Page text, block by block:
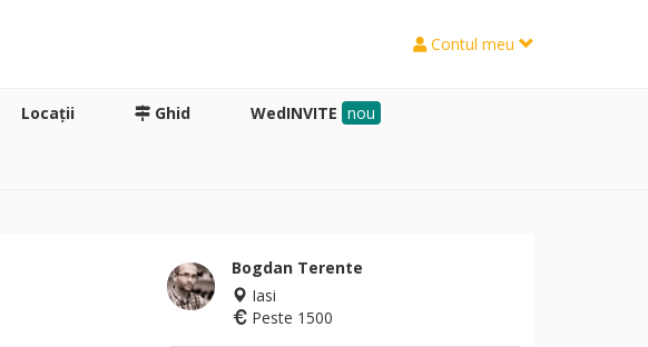
Contul meu
Locaţii Ghid WedINVITE nou
Bogdan Terente
Iasi
Peste 1500